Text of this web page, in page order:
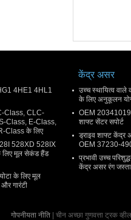
4HE1 4HL1
Class, CLC-
Class, E-Class,
Class के लिए
528XD 528IX
लिए मूल सेकंड हैंड
के लिए मूल
गारंटी
केंद्र असर
उच्च स्थायित्व
के लिए अनुकूलन
OEM
शाफ्ट सेंटर सपोर्ट
ड्राइव शाफ्ट केंद्र
OEM 37230-
प्रभावी उच्च
केंद्र असर रंग जस्ता
गोपनीयता नीति| चीन अच्छा गुणवत्ता ट्रक